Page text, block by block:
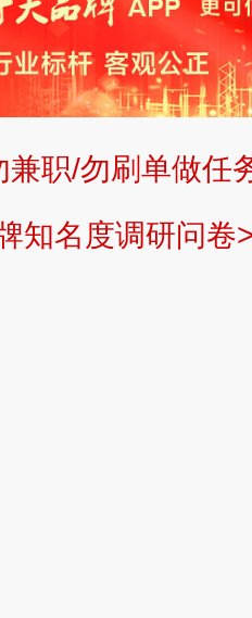
用。本站不生产产
不提供中介服务。
或意见，页面信息
提交发布>> 提交品
兼职/勿刷单做任
知名度调研问卷